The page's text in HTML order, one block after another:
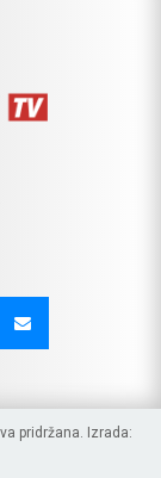
pridržana. Izrada: